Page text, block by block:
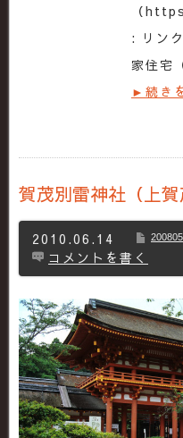
（
: リン
家住
►続き
賀茂別雷神社（上
2010.06.14 200805
コメントを書く